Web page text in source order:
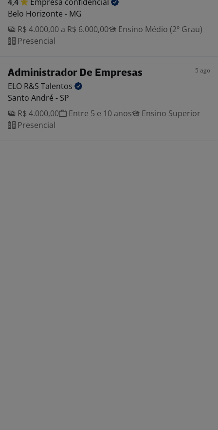
Belo Horizonte - MG
R$ 4.000,00 a R$ 6.000,00
Ensino Médio (2º Grau)
Presencial
Administrador De Empresas 5 ago
ELO R&S Talentos
Santo André - SP
R$ 4.000,00
Entre 5 e 10 anos
Ensino Superior
Presencial